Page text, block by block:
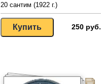
20 сантим (1922 г.)
250 руб.